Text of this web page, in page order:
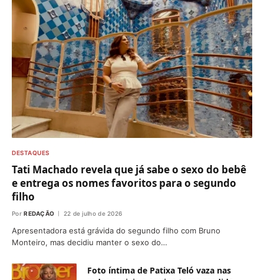
DESTAQUES
Tati Machado revela que já sabe o sexo do bebê
e entrega os nomes favoritos para o segundo
filho
Por REDAÇÃO 22 de julho de 2026
Apresentadora está grávida do segundo filho com Bruno
Monteiro, mas decidiu manter o sexo do…
Foto íntima de Patixa Teló vaza nas